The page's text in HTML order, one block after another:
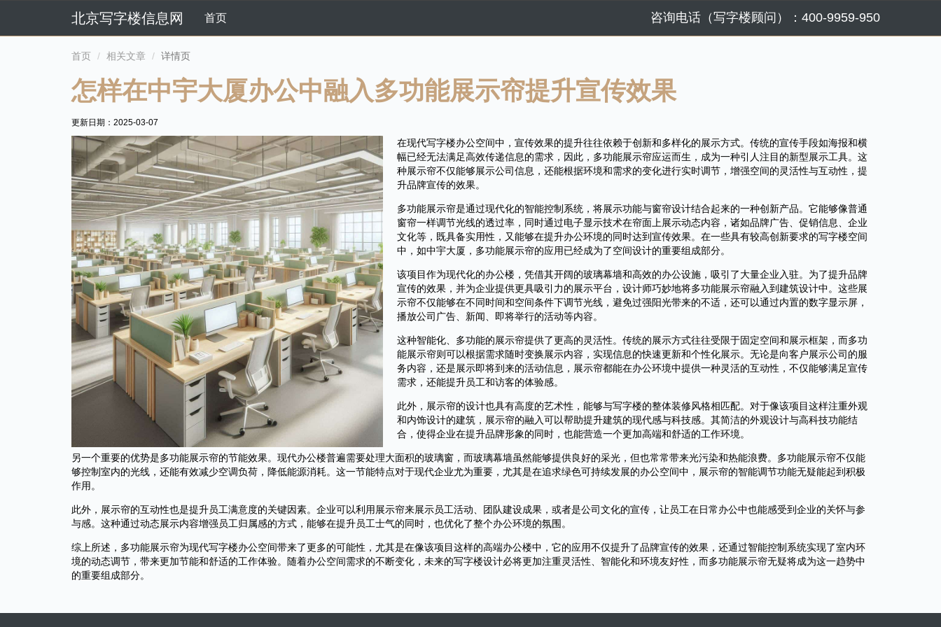
北京写字楼信息网 首页 咨询电话（写字楼顾问）：400-9959-950
首页 相关文章 详情页
怎样在中宇大厦办公中融入多功能展示帘提升宣传效果
更新日期： 2025-03-07
在现代写字楼办公空间中，宣传效果的提升往往依赖于创新和多样化的展示方式。传统的宣传手段如海报和横
幅已经无法满足高效传递信息的需求，因此，多功能展示帘应运而生，成为一种引人注目的新型展示工具。这
种展示帘不仅能够展示公司信息，还能根据环境和需求的变化进行实时调节，增强空间的灵活性与互动性，提
升品牌宣传的效果。
多功能展示帘是通过现代化的智能控制系统，将展示功能与窗帘设计结合起来的一种创新产品。它能够像普通
窗帘一样调节光线的透过率，同时通过电子显示技术在帘面上展示动态内容，诸如品牌广告、促销信息、企业
文化等，既具备实用性，又能够在提升办公环境的同时达到宣传效果。在一些具有较高创新要求的写字楼空间
中，如中宇大厦，多功能展示帘的应用已经成为了空间设计的重要组成部分。
该项目作为现代化的办公楼，凭借其开阔的玻璃幕墙和高效的办公设施，吸引了大量企业入驻。为了提升品牌
宣传的效果，并为企业提供更具吸引力的展示平台，设计师巧妙地将多功能展示帘融入到建筑设计中。这些展
示帘不仅能够在不同时间和空间条件下调节光线，避免过强阳光带来的不适，还可以通过内置的数字显示屏，
播放公司广告、新闻、即将举行的活动等内容。
这种智能化、多功能的展示帘提供了更高的灵活性。传统的展示方式往往受限于固定空间和展示框架，而多功
能展示帘则可以根据需求随时变换展示内容，实现信息的快速更新和个性化展示。无论是向客户展示公司的服
务内容，还是展示即将到来的活动信息，展示帘都能在办公环境中提供一种灵活的互动性，不仅能够满足宣传
需求，还能提升员工和访客的体验感。
此外，展示帘的设计也具有高度的艺术性，能够与写字楼的整体装修风格相匹配。对于像该项目这样注重外观
和内饰设计的建筑，展示帘的融入可以帮助提升建筑的现代感与科技感。其简洁的外观设计与高科技功能结
合，使得企业在提升品牌形象的同时，也能营造一个更加高端和舒适的工作环境。
另一个重要的优势是多功能展示帘的节能效果。现代办公楼普遍需要处理大面积的玻璃窗，而玻璃幕墙虽然能够提供良好的采光，但也常常带来光污染和热能浪费。多功能展示帘不仅能
够控制室内的光线，还能有效减少空调负荷，降低能源消耗。这一节能特点对于现代企业尤为重要，尤其是在追求绿色可持续发展的办公空间中，展示帘的智能调节功能无疑能起到积极
作用。
此外，展示帘的互动性也是提升员工满意度的关键因素。企业可以利用展示帘来展示员工活动、团队建设成果，或者是公司文化的宣传，让员工在日常办公中也能感受到企业的关怀与参
与感。这种通过动态展示内容增强员工归属感的方式，能够在提升员工士气的同时，也优化了整个办公环境的氛围。
综上所述，多功能展示帘为现代写字楼办公空间带来了更多的可能性，尤其是在像该项目这样的高端办公楼中，它的应用不仅提升了品牌宣传的效果，还通过智能控制系统实现了室内环
境的动态调节，带来更加节能和舒适的工作体验。随着办公空间需求的不断变化，未来的写字楼设计必将更加注重灵活性、智能化和环境友好性，而多功能展示帘无疑将成为这一趋势中
的重要组成部分。